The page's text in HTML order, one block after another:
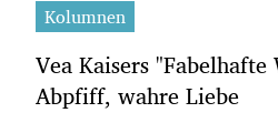
Kolumnen
Vea Kaisers
Abpfiff, wahre Liebe